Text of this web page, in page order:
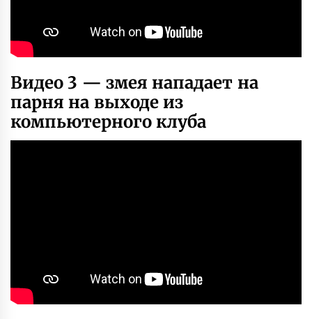
Видео 3 — змея нападает на
парня на выходе из
компьютерного клуба